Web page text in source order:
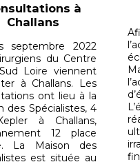
à
Challans
septembre 2022
du Centre
Loire viennent
à Challans. Les
ont lieu à la
des Spécialistes, 4
à Challans,
12 place
La Maison des
est située au